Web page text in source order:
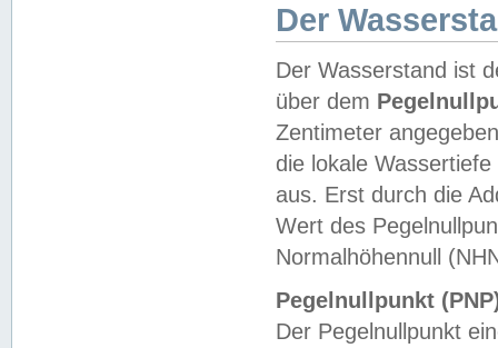
Der
Der Wasserstand ist
über dem
Zentimeter
die lokale
aus. Erst durch die
Wert des
Normalhöhennull
Pegelnullpunkt
Der Pegelnullpunkt